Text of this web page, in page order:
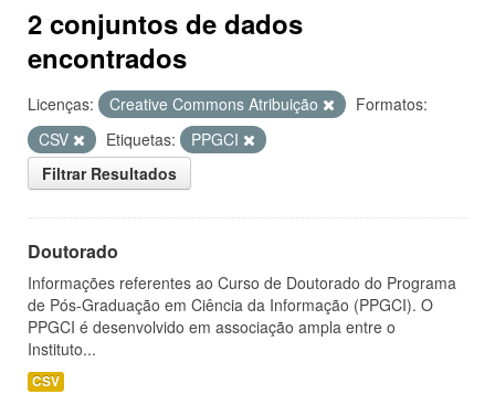
2 conjuntos de dados
encontrados
Licenças: Creative Commons Atribuição
Formatos:
CSV
Etiquetas:
PPGCI
Filtrar Resultados
Doutorado
Informações referentes ao Curso de Doutorado do Programa
de Pós-Graduação em Ciência da Informação (PPGCI). O
PPGCI é desenvolvido em associação ampla entre o
Instituto...
CSV